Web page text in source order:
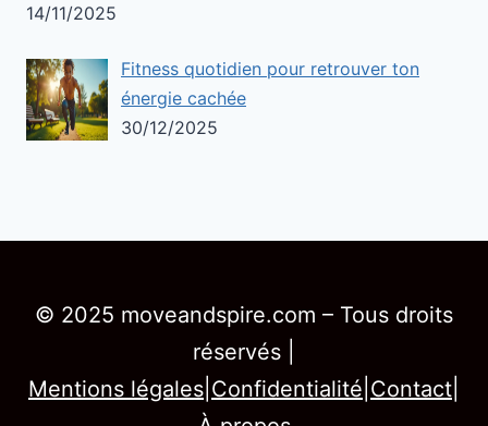
14/11/2025
Fitness quotidien pour retrouver ton
énergie cachée
30/12/2025
© 2025 moveandspire.com – Tous droits
réservés |
Mentions légales Confidentialité Contact